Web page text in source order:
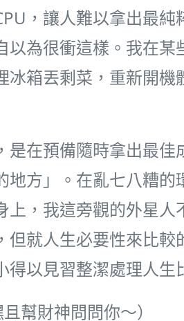
，讓人難以拿出最純
以為很衝這樣。我在某
冰箱丟剩菜，重新開機
是在預備隨時拿出最佳
地方」。在亂七八糟的
上，我這旁觀的外星人
但就人生必要性來比較
以見習整潔處理人生
幫財神問問你～）